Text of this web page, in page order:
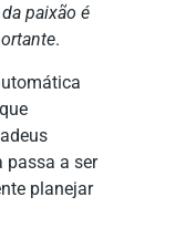
paixão é
.
passa a ser
planejar